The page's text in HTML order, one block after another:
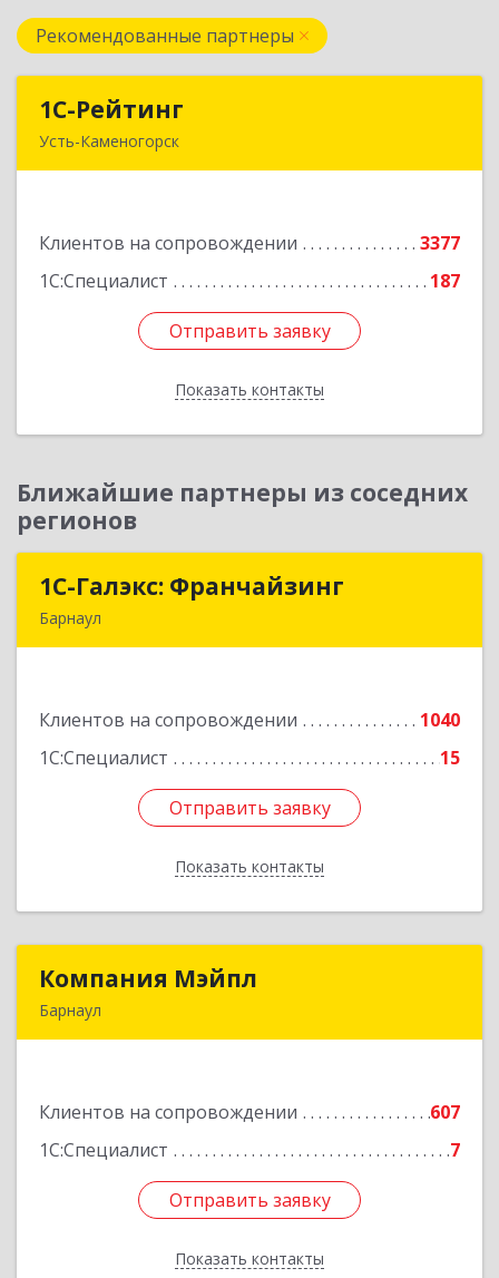
Рекомендованные партнеры
1С-Рейтинг
Усть-Каменогорск
Клиентов на сопровождении
3377
1С:Специалист
187
Отправить заявку
Показать контакты
Отправить заявку
Назад
Ближайшие партнеры из соседних
регионов
1С-Галэкс: Франчайзинг
Барнаул
Клиентов на сопровождении
1040
1С:Специалист
15
Отправить заявку
Показать контакты
1С-Галэкс: Франчайзинг
Подробнее
Отправить заявку
Назад
Компания Мэйпл
Барнаул
Клиентов на сопровождении
607
1С:Специалист
7
Отправить заявку
Показать контакты
Компания Мэйпл
Подробнее
Отправить заявку
Назад